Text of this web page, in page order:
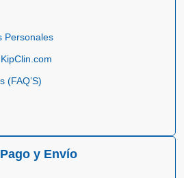
Personales
(FAQ’S)
Pago y Envío